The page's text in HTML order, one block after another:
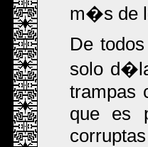
m�s de
De
solo
trampas
que es